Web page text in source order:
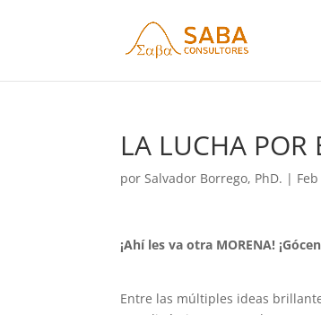
LA LUCHA POR
porSalvador Borrego, PhD. |
¡Ahí les va otra MORENA!
Entre las múltiples ideas